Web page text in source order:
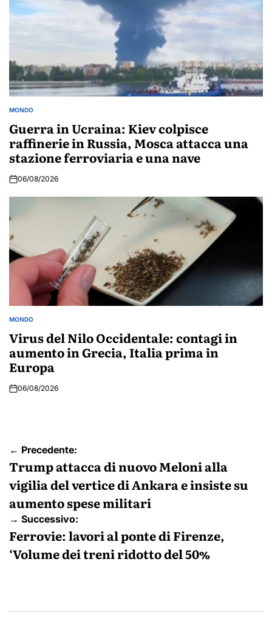
POSTED
MONDO
Guerra in Ucraina: Kiev colpisce
raffinerie in Russia, Mosca attacca una
stazione ferroviaria e una nave
06/08/2026
POSTED
MONDO
Virus del Nilo Occidentale: contagi in
aumento in Grecia, Italia prima in
Europa
06/08/2026
Navigazione
articoli
← Precedente:
Trump attacca di nuovo Meloni alla
vigilia del vertice di Ankara e insiste su
aumento spese militari
→ Successivo:
Ferrovie: lavori al ponte di Firenze,
‘Volume dei treni ridotto del 50%